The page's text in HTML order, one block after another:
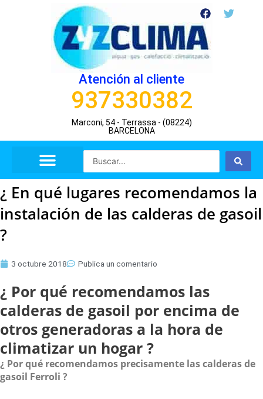
F
a
c
e
b
o
T
w
Atención al cliente
937330382
Marconi, 54 - Terrassa - (08224)
BARCELONA
Search
¿ En qué lugares recomendamos la
instalación de las calderas de gasoil
?
3 octubre 2018 Publica un comentario
¿ Por qué recomendamos las
calderas de gasoil por encima de
otros generadoras a la hora de
climatizar un hogar ?
¿ Por qué recomendamos precisamente las calderas de
gasoil Ferroli ?